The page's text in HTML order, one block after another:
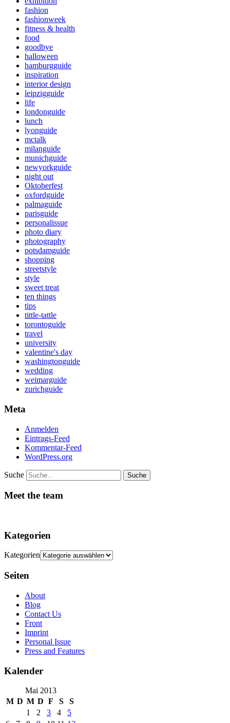
fashion
fashionweek
fitness & health
food
goodbye
halloween
hamburgguide
inspiration
interior design
leipzigguide
life
londonguide
lunch
lyonguide
mctalk
milanguide
munichguide
newyorkguide
night out
Oktoberfest
oxfordguide
palmaguide
parisguide
personalissue
photo diary
photography
potsdamguide
shopping
streetstyle
style
sweet treat
ten things
tips
tittle-tattle
torontoguide
travel
university
valentine's day
washingtonguide
wedding
weimarguide
zurichguide
Meta
Anmelden
Eintrags-Feed
Kommentar-Feed
WordPress.org
Suche
Meet the team
Kategorien
Kategorien
Seiten
About
Blog
Contact Us
Front
Imprint
Personal Issue
Press and Features
Kalender
Mai 2013
M D M D F S
S
1
2 3 4
5